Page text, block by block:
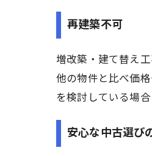
再建築不可
増改築・建て替え
他の物件と比べ価
を検討している場
安心な中古選び